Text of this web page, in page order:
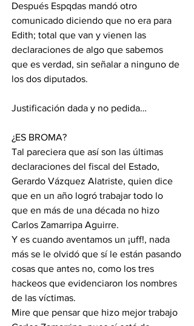
Después Espqdas mandó otro
comunicado diciendo que no era para
Edith; total que van y vienen las
declaraciones de algo que sabemos
que es verdad, sin señalar a ninguno de
los dos diputados.
Justificación dada y no pedida…
¿ES BROMA?
Tal pareciera que así son las últimas
declaraciones del fiscal del Estado,
Gerardo Vázquez Alatriste, quien dice
que en un año logró trabajar todo lo
que en más de una década no hizo
Carlos Zamarripa Aguirre.
Y es cuando aventamos un ¡uff!, nada
más se le olvidó que sí le están pasando
cosas que antes no, como los tres
hackeos que evidenciaron los nombres
de las víctimas.
Mire que pensar que hizo mejor trabajo